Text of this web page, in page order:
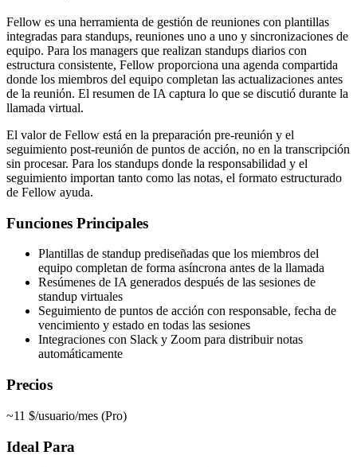
Fellow es una herramienta de gestión de reuniones con plantillas
integradas para standups, reuniones uno a uno y sincronizaciones de
equipo. Para los managers que realizan standups diarios con
estructura consistente, Fellow proporciona una agenda compartida
donde los miembros del equipo completan las actualizaciones antes
de la reunión. El resumen de IA captura lo que se discutió durante la
llamada virtual.
El valor de Fellow está en la preparación pre-reunión y el
seguimiento post-reunión de puntos de acción, no en la transcripción
sin procesar. Para los standups donde la responsabilidad y el
seguimiento importan tanto como las notas, el formato estructurado
de Fellow ayuda.
Funciones Principales
Plantillas de standup prediseñadas que los miembros del
equipo completan de forma asíncrona antes de la llamada
Resúmenes de IA generados después de las sesiones de
standup virtuales
Seguimiento de puntos de acción con responsable, fecha de
vencimiento y estado en todas las sesiones
Integraciones con Slack y Zoom para distribuir notas
automáticamente
Precios
~11 $/usuario/mes (Pro)
Ideal Para